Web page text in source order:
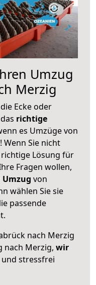
Umzug
Merzig
Ecke oder
richtige
es Umzüge von
Sie nicht
Lösung für
Fragen wollen,
von
wählen Sie sie
passende
nach Merzig
nach Merzig, wir
stressfrei